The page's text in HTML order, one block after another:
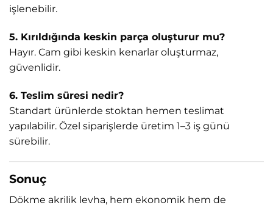
işlenebilir.
5. Kırıldığında keskin parça oluşturur mu?
Hayır. Cam gibi keskin kenarlar oluşturmaz,
güvenlidir.
6. Teslim süresi nedir?
Standart ürünlerde stoktan hemen teslimat
yapılabilir. Özel siparişlerde üretim 1–3 iş günü
sürebilir.
Sonuç
Dökme akrilik levha, hem ekonomik hem de